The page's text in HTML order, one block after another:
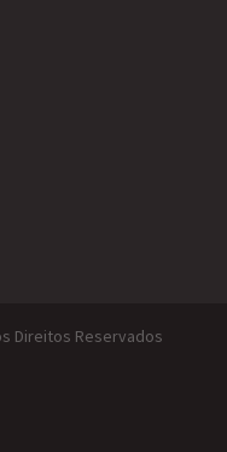
Direitos Reservados